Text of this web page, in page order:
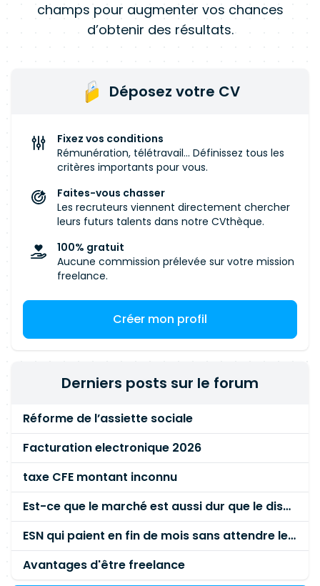
champs pour augmenter vos chances
d’obtenir des résultats.
Déposez votre CV
Fixez vos conditions
Rémunération, télétravail... Définissez tous les
critères importants pour vous.
Faites-vous chasser
Les recruteurs viennent directement chercher
leurs futurs talents dans notre CVthèque.
100% gratuit
Aucune commission prélevée sur votre mission
freelance.
Créer mon profil
Derniers posts sur le forum
Réforme de l’assiette sociale
Facturation electronique 2026
taxe CFE montant inconnu
Est-ce que le marché est aussi dur que le disent les commerciaux ?
ESN qui paient en fin de mois sans attendre le paiement client ?
Avantages d'être freelance